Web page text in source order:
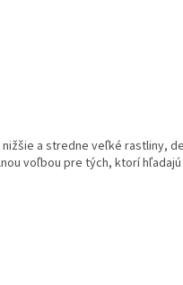
nižšie a stredne veľké rastliny,
voľbou pre tých, ktorí